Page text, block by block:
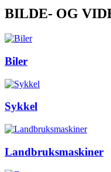
BILDE- OG
Biler
Sykkel
Landbruksmaskiner